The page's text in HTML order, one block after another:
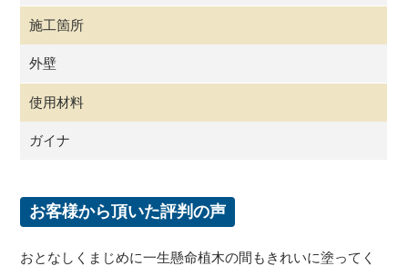
施工箇所
外壁
使用材料
ガイナ
お客様から頂いた評判の声
おとなしくまじめに一生懸命植木の間もきれいに塗ってく